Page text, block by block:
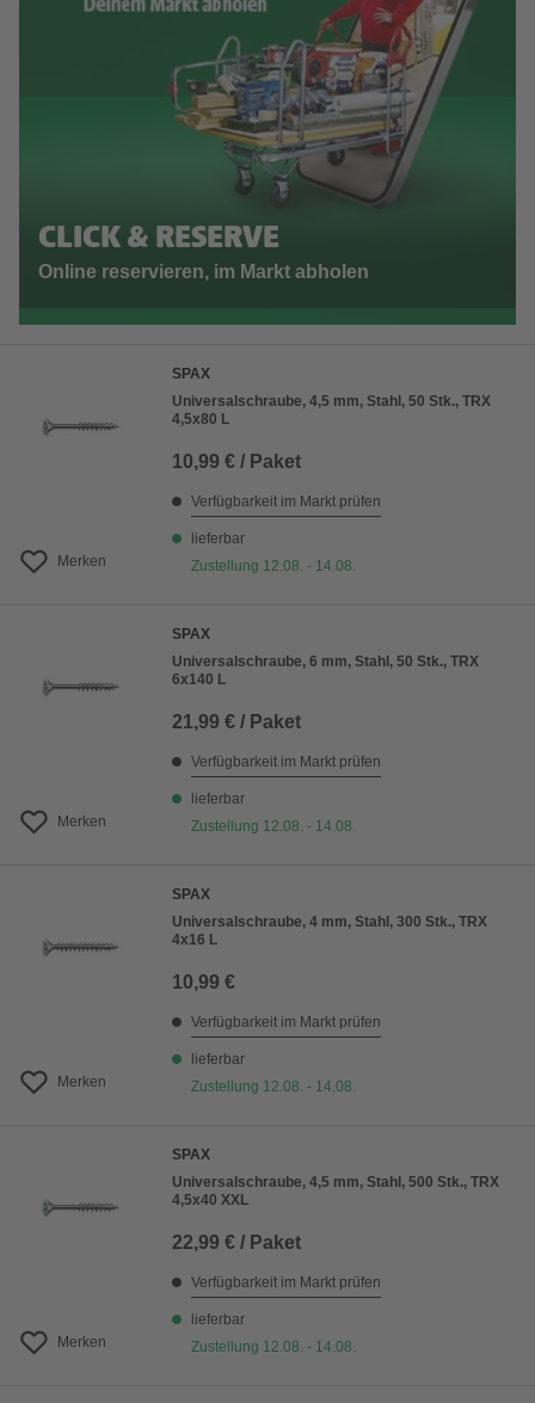
CLICK & RESERVE
Online reservieren, im Markt abholen
Merken
SPAX
Universalschraube, 4,5 mm, Stahl, 50 Stk., TRX
4,5x80 L
10,99 € / Paket
Verfügbarkeit im Markt prüfen
lieferbar
Zustellung 12.08. - 14.08.
Merken
SPAX
Universalschraube, 6 mm, Stahl, 50 Stk., TRX
6x140 L
21,99 € / Paket
Verfügbarkeit im Markt prüfen
lieferbar
Zustellung 12.08. - 14.08.
Merken
SPAX
Universalschraube, 4 mm, Stahl, 300 Stk., TRX
4x16 L
10,99 €
Verfügbarkeit im Markt prüfen
lieferbar
Zustellung 12.08. - 14.08.
Merken
SPAX
Universalschraube, 4,5 mm, Stahl, 500 Stk., TRX
4,5x40 XXL
22,99 € / Paket
Verfügbarkeit im Markt prüfen
lieferbar
Zustellung 12.08. - 14.08.